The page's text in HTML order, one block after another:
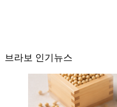
브라보 인기뉴스